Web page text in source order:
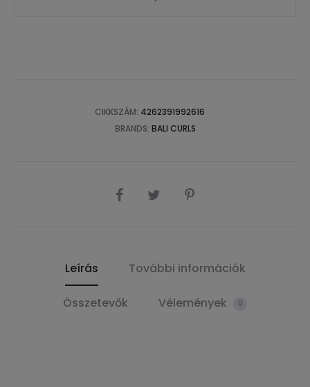
CIKKSZÁM: 4262391992616
BRANDS: BALI CURLS
SHARE
Leírás További információk
Összetevők Vélemények 0